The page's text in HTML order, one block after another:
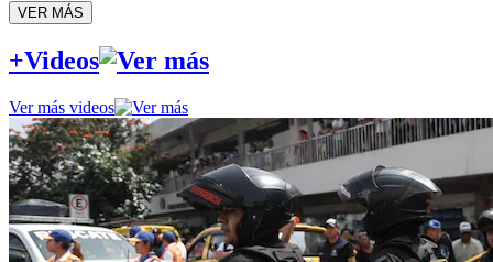
VER MÁS
+Videos
Ver más videos